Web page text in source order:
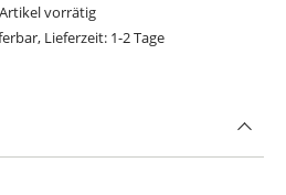
Artikel vorrätig
Lieferzeit: 1-2 Tage